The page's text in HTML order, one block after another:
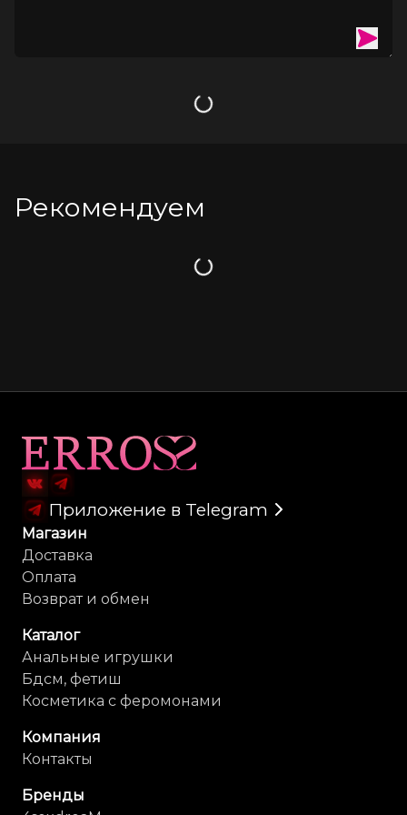
белья из популярного материала Wetlook – Glossy.
Глянцевая поверхность визуально удлиняет силуэт;
Плотный материал скроет мелкие недостатки фигуры;
Загрузка
Рекомендуем
Загрузка
Приложение в Telegram
Магазин
Доставка
Оплата
Возврат и обмен
Каталог
Анальные игрушки
Бдсм, фетиш
Косметика с феромонами
Компания
Контакты
Бренды
Карта сайта